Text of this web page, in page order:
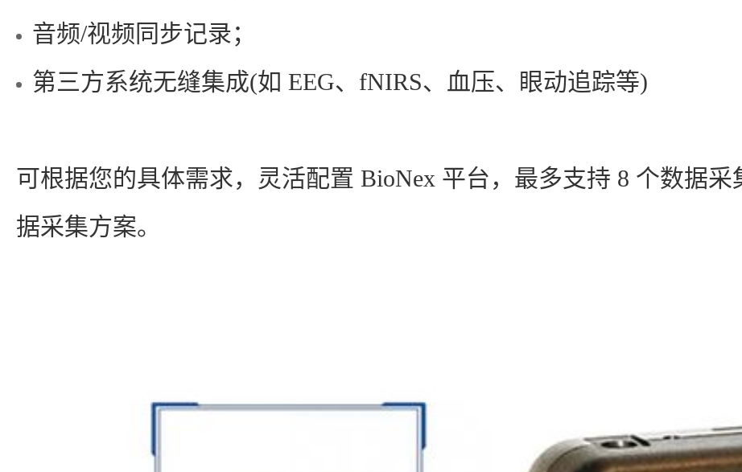
音频/视频同步记录；
第三方系统无缝集成(如 EEG、fNIRS、血压、眼动追踪等)
可根据您的具体需求，灵活配置 BioNex 平台，最多支持 8 个数据
据采集方案。